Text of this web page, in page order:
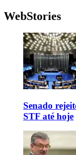
WebStories
Senado
STF até hoje